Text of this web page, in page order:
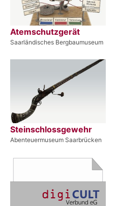
Atemschutzgerät
Saarländisches Bergbaumuseum
Steinschlossgewehr
Abenteuermuseum Saarbrücken